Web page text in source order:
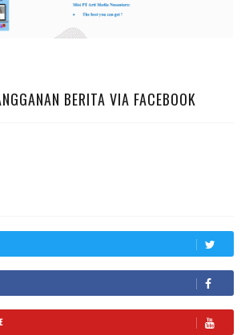
BERITA VIA FACEBOOK